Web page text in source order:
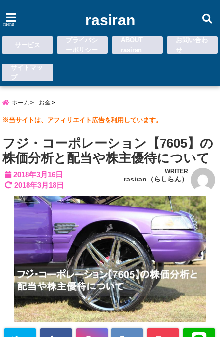
menu rasiran
サービス
プライバシ
ーポリシー
ABOUT
rasiran
お問い合わ
せ
サイトマッ
プ
ホーム お金
※当サイトは、アフィリエイト広告を利用しています。
フジ・コーポレーション【7605】の
株価分析と配当や株主優待について
2018年3月16日
2018年3月18日
WRITER
rasiran（らしらん）